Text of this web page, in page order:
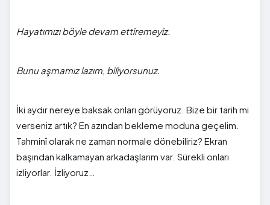
Hayatımızı böyle devam ettiremeyiz.
Bunu aşmamız lazım, biliyorsunuz.
İki aydır nereye baksak onları görüyoruz. Bize bir tarih mi
verseniz artık? En azından bekleme moduna geçelim.
Tahminî olarak ne zaman normale dönebiliriz? Ekran
başından kalkamayan arkadaşlarım var. Sürekli onları
izliyorlar. İzliyoruz…